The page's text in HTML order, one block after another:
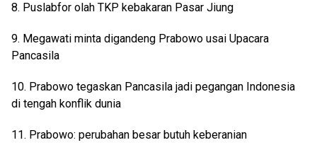
8. Puslabfor olah TKP kebakaran Pasar Jiung
9. Megawati minta digandeng Prabowo usai Upacara
Pancasila
10. Prabowo tegaskan Pancasila jadi pegangan Indonesia
di tengah konflik dunia
11. Prabowo: perubahan besar butuh keberanian